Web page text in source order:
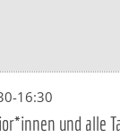
16:30
und alle